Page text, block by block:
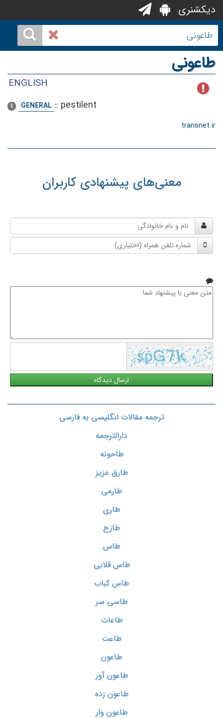
دیکشنری
طاعونی
ENGLISH
1 GENERAL :: pestilent
transnet.ir
معنی‌های پیشنهادی کاربران
و
نام
خانوادگی
شماره
تلفن
متن
ترجمه مقالات انگلیسی به فارسی
دارالترجمه
طاحونه
طارق عزیز
طارمی
طاری
طازج
طاس
طاس قلابی
طاس کباب
طاسی سر
طاعات
طاعت
طاعون
طاعون آور
طاعون زده
طاعون وار